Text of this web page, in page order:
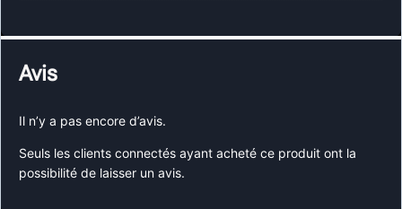
Avis
Il n’y a pas encore d’avis.
Seuls les clients connectés ayant acheté ce produit ont la
possibilité de laisser un avis.